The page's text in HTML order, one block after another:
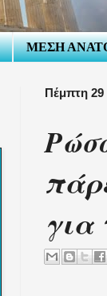
ΜΕΣΗ
Πέμπτη
για